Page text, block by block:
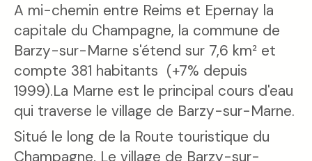
A mi-chemin entre Reims et Epernay la
capitale du Champagne, la commune de
Barzy-sur-Marne s'étend sur 7,6 km² et
compte 381 habitants (+7% depuis
1999).La Marne est le principal cours d'eau
qui traverse le village de Barzy-sur-Marne.
Situé le long de la Route touristique du
Champagne, Le village de Barzy-sur-